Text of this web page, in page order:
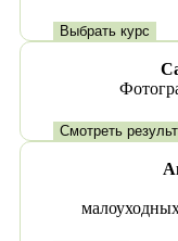
Выбрать курс
Смотреть